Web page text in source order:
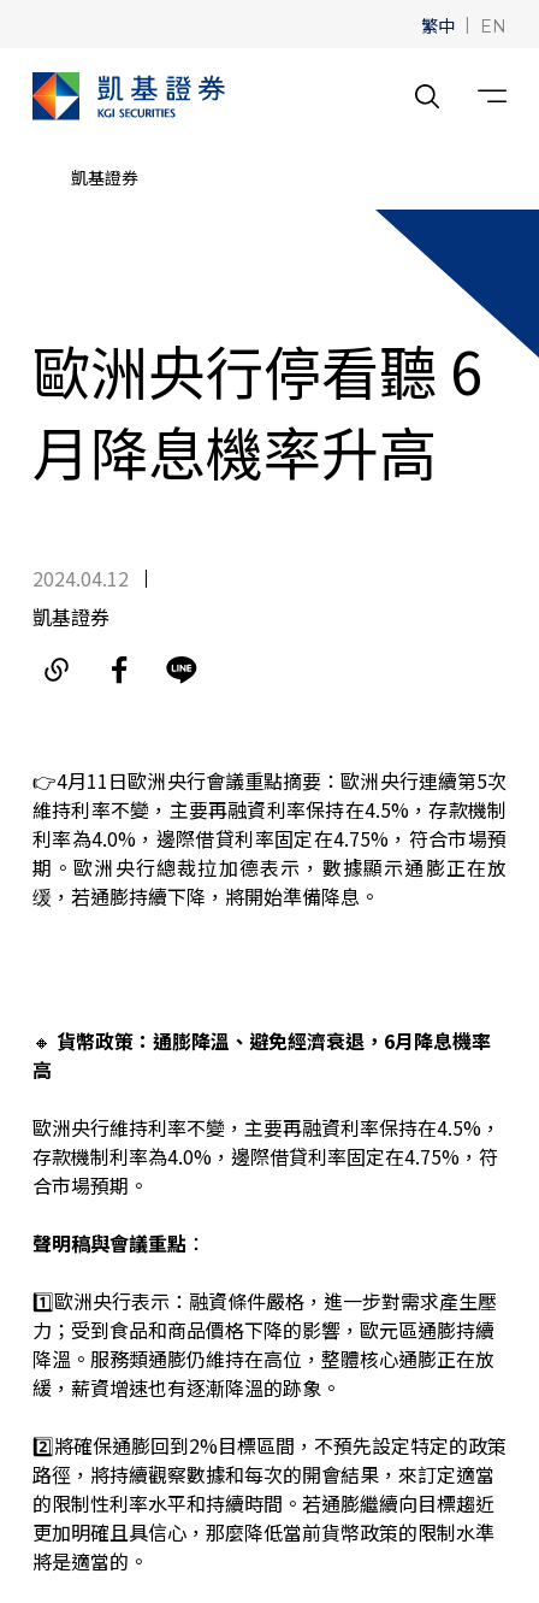
繁中 | EN
凱基證券
歐洲央行停看聽 6
月降息機率升高
2024.04.12
凱基證券
👉4月11日歐洲央行會議重點摘要：歐洲央行連續第5次
維持利率不變，主要再融資利率保持在4.5%，存款機制
利率為4.0%，邊際借貸利率固定在4.75%，符合市場預
期。歐洲央行總裁拉加德表示，數據顯示通膨正在放
缓，若通膨持續下降，將開始準備降息。
🔸 貨幣政策：通膨降溫、避免經濟衰退，6月降息機率
高
歐洲央行維持利率不變，主要再融資利率保持在4.5%，
存款機制利率為4.0%，邊際借貸利率固定在4.75%，符
合市場預期。
聲明稿與會議重點：
1️⃣歐洲央行表示：融資條件嚴格，進一步對需求產生壓
力；受到食品和商品價格下降的影響，歐元區通膨持續
降溫。服務類通膨仍維持在高位，整體核心通膨正在放
緩，薪資增速也有逐漸降溫的跡象。
2️⃣將確保通膨回到2%目標區間，不預先設定特定的政策
路徑，將持續觀察數據和每次的開會結果，來訂定適當
的限制性利率水平和持續時間。若通膨繼續向目標趨近
更加明確且具信心，那麼降低當前貨幣政策的限制水準
將是適當的。